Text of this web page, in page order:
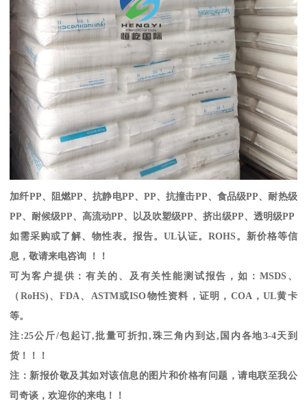
加纤PP、阻燃PP、抗静电PP、 PP、抗撞击PP、食品级PP、耐热级
PP、耐候级PP、高流动PP、以及吹塑级PP、挤出级PP、透明级PP
如需采购或了解、物性表。报告。 UL认证。 ROHS 。新价格等信
息，敬请来电咨询 ！！
可为客户提供：有关的、及有关性能测试报告，如： MSDS 、
（ RoHS) 、FDA、 ASTM或ISO物性资料，证明， COA，UL黄卡
等。
注 :25公斤/包起订,批量可折扣, 珠三角内到达, 国内各地3-4天到
货！！！
注：新报价敬及其如对该信息的图片和价格有问题，请电联至我公
司奇谈，欢迎你的来电！！